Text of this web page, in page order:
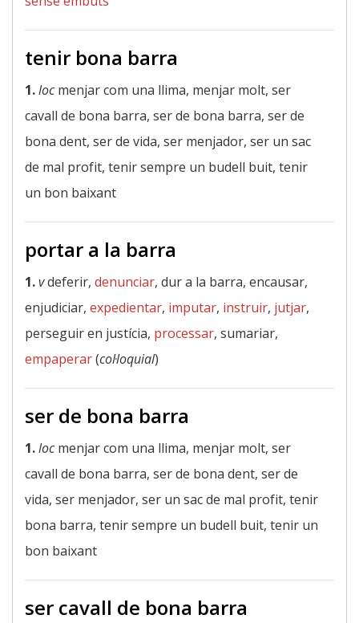
tenir bona barra
1.locmenjar com una llima, menjar molt, ser
cavall de bona barra, ser de bona barra, ser de
bona dent, ser de vida, ser menjador, ser un sac
de mal profit, tenir sempre un budell buit, tenir
un bon baixant
portar a la barra
1.vdeferir, denunciar, dur a la barra, encausar,
enjudiciar, expedientar, imputar, instruir, jutjar,
perseguir en justícia, processar, sumariar,
empaperar(col·loquial)
ser de bona barra
1.locmenjar com una llima, menjar molt, ser
cavall de bona barra, ser de bona dent, ser de
vida, ser menjador, ser un sac de mal profit, tenir
bona barra, tenir sempre un budell buit, tenir un
bon baixant
ser cavall de bona barra